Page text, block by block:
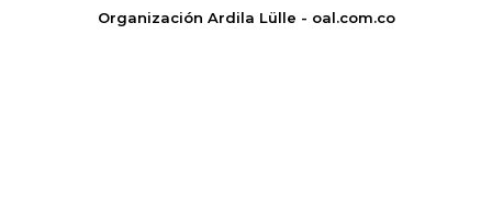
Organización Ardila Lülle - oal.com.co